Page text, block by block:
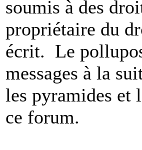
soumis à des
propriétaire du
écrit. Le
messages à la
les pyramides et
ce forum.